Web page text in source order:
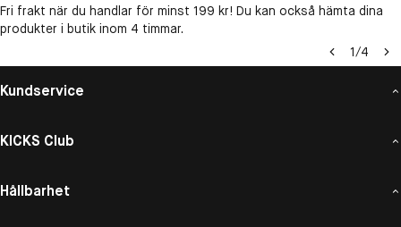
Fri frakt när du handlar för minst 199 kr! Du kan också hämta dina
produkter i butik inom 4 timmar.
1/4
Kundservice
KICKS Club
Hållbarhet